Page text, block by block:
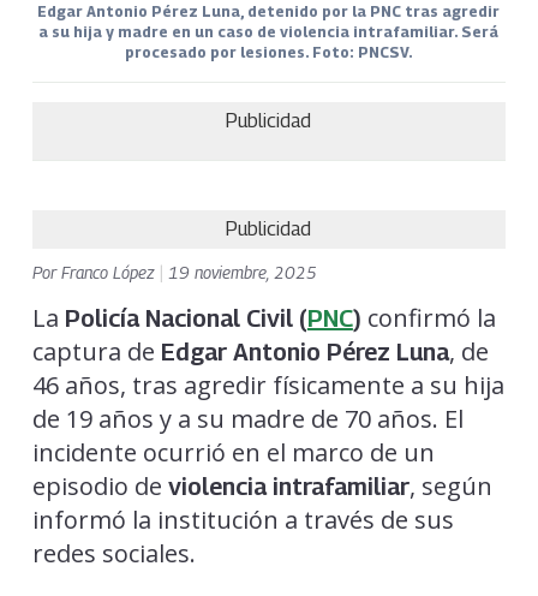
Edgar Antonio Pérez Luna, detenido por la PNC tras agredir
a su hija y madre en un caso de violencia intrafamiliar. Será
procesado por lesiones. Foto: PNCSV.
Publicidad
Publicidad
PorFranco López 19 noviembre, 2025
La Policía Nacional Civil (PNC) confirmó la
captura de Edgar Antonio Pérez Luna, de
46 años, tras agredir físicamente a su hija
de 19 años y a su madre de 70 años. El
incidente ocurrió en el marco de un
episodio de violencia intrafamiliar, según
informó la institución a través de sus
redes sociales.